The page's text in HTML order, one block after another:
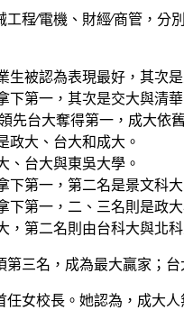
程∕電機、財經∕商管，
生被認為表現最好，其次
下第一，其次是交大與清華
先台大奪得第一，成大依
政大、台大和成大。
、台大與東吳大學。
下第一，第二名是景文科
下第一，二、三名則是政大
，第二名則由台科大與北科
三名，成為最大贏家；
女校長。她認為，成大